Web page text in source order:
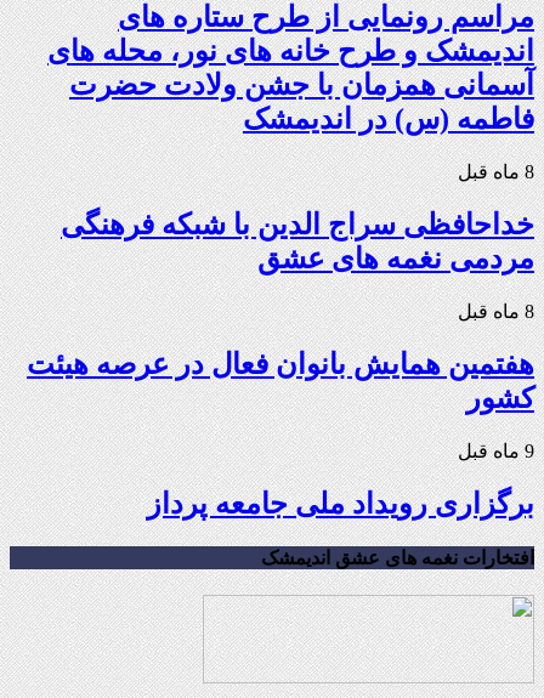
مراسم رونمایی از طرح ستاره های
اندیمشک و طرح خانه های نور، محله های
آسمانی همزمان با جشن ولادت حضرت
فاطمه (س) در اندیمشک
8 ماه قبل
خداحافظی سراج الدین با شبکه فرهنگی
مردمی نغمه های عشق
8 ماه قبل
هفتمین همایش بانوان فعال در عرصه‌ هیئت
کشور
9 ماه قبل
برگزاری رویداد ملی جامعه پرداز
افتخارات نغمه های عشق اندیمشک